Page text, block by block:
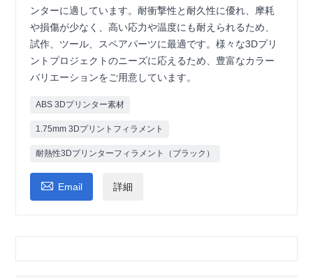
ンターに適しています。耐衝撃性と耐久性に優れ、摩耗
や損傷が少なく、高い応力や温度にも耐えられるため、
試作、ツール、スペアパーツに最適です。様々な3Dプリ
ントプロジェクトのニーズに応えるため、豊富なカラー
バリエーションをご用意しています。
ABS 3Dプリンター素材
1.75mm 3Dプリントフィラメント
耐熱性3Dプリンターフィラメント（ブラック）
 Email 詳細